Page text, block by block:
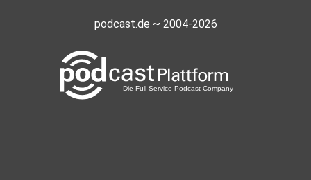
podcast.de ~ 2004-2026